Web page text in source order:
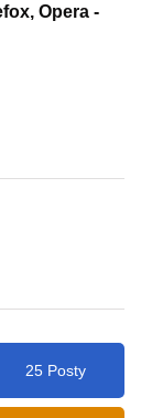
Opera -
25 Posty